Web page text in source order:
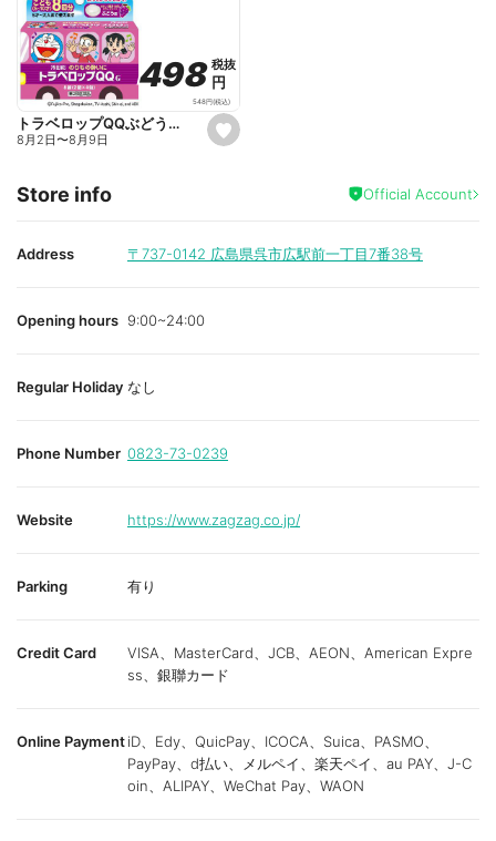
o
r
i
t
e
s
e
i
t
498
498税抜
税抜
円
円
548円(税込)
トラベロップQQぶどう味 8錠
8月2日〜8月9日
Store info Official Account
Address 〒737-0142 広島県呉市広駅前一丁目7番38号
Opening hours 9:00~24:00
Regular Holiday なし
Phone Number 0823-73-0239
Website https://www.zagzag.co.jp/
Parking 有り
Credit Card
VISA、MasterCard、JCB、AEON、American Expre
ss、銀聯カード
Online PaymentiD、Edy、QuicPay、ICOCA、Suica、PASMO、
PayPay、d払い、メルペイ、楽天ペイ、au PAY、J-C
oin、ALIPAY、WeChat Pay、WAON